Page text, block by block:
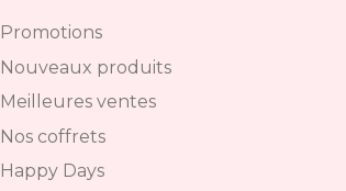
Promotions
Nouveaux produits
Meilleures ventes
Nos coffrets
Happy Days